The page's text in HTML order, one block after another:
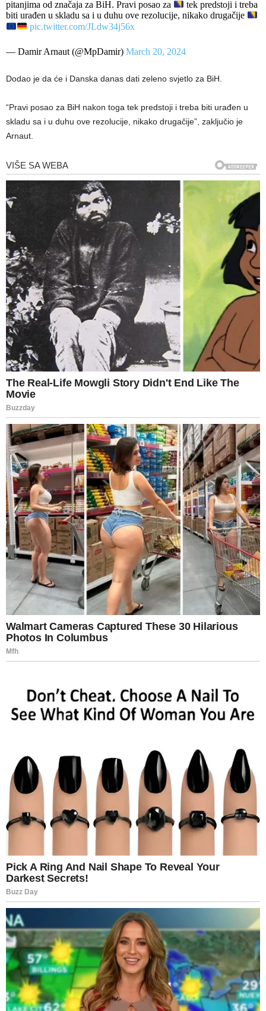
pitanjima od značaja za BiH. Pravi posao za
tek predstoji i treba
biti urađen u skladu sa i u duhu ove rezolucije, nikako drugačije
pic.twitter.com/JLdw34j56x
— Damir Arnaut (@MpDamir) March 20, 2024
Dodao je da će i Danska danas dati zeleno svjetlo za BiH.
“Pravi posao za BiH nakon toga tek predstoji i treba biti urađen u
skladu sa i u duhu ove rezolucije, nikako drugačije”, zaključio je
Arnaut.